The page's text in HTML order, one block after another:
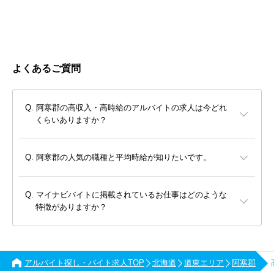
よくあるご質問
阿寒郡の高収入・高時給のアルバイトの求人は今どれ
くらいありますか？
阿寒郡の人気の職種と平均時給が知りたいです。
マイナビバイトに掲載されているお仕事はどのような
特徴がありますか？
アルバイト探し・バイト求人TOP 北海道 道東エリア 阿寒郡